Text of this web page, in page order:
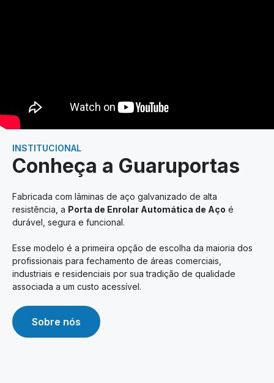
INSTITUCIONAL
Conheça a Guaruportas
Fabricada com lâminas de aço galvanizado de alta
resistência, a Porta de Enrolar Automática de Aço é
durável, segura e funcional.
Esse modelo é a primeira opção de escolha da maioria dos
profissionais para fechamento de áreas comerciais,
industriais e residenciais por sua tradição de qualidade
associada a um custo acessível.
Sobre nós